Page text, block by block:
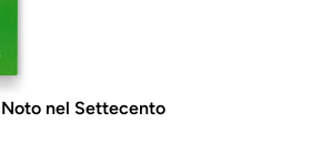
Noto nel Settecento